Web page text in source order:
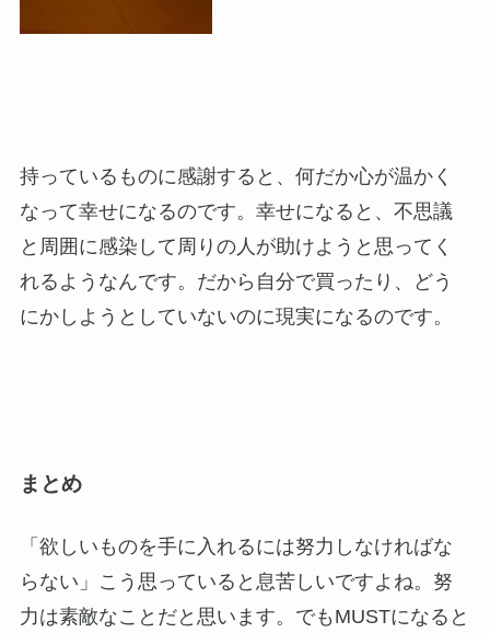
持っているものに感謝すると、何だか心が温かく
なって幸せになるのです。幸せになると、不思議
と周囲に感染して周りの人が助けようと思ってく
れるようなんです。だから自分で買ったり、どう
にかしようとしていないのに現実になるのです。
まとめ
「欲しいものを手に入れるには努力しなければな
らない」こう思っていると息苦しいですよね。努
力は素敵なことだと思います。でもMUSTになると